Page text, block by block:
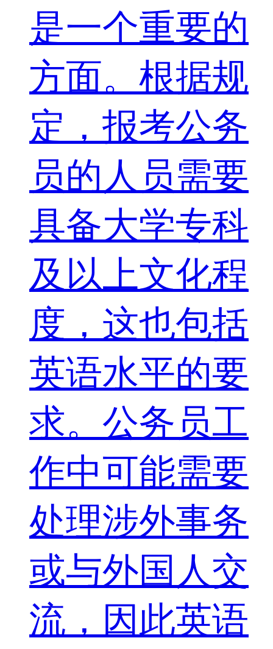
是一个重要的
方面。根据规
定，报考公务
员的人员需要
具备大学专科
及以上文化程
度，这也包括
英语水平的要
求。公务员工
作中可能需要
处理涉外事务
或与外国人交
流，因此英语